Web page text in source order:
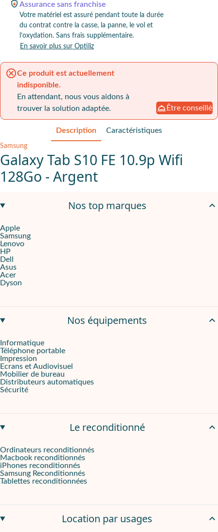
Assurance sans franchise
Votre matériel est assuré pendant toute la durée
du contrat contre la casse, la panne, le vol et
l’oxydation. Sans frais supplémentaire.
En savoir plus sur Optiliz
Ce produit est actuellement
indisponible.
En attendant, nous vous aidons à
trouver la solution adaptée.
Être conseillé
Description Caractéristiques
Samsung
Galaxy Tab S10 FE 10.9p Wifi
128Go - Argent
Puissance et autonomie au rendez-vous
Cette tablette s’appuie sur le
Une expérience multimédia complète
Nos top marques
Apple
Samsung
Lenovo
HP
Dell
Asus
Acer
Dyson
Nos équipements
Informatique
Téléphone portable
Impression
Ecrans et Audiovisuel
Mobilier de bureau
Distributeurs automatiques
Sécurité
Le reconditionné
Ordinateurs reconditionnés
Macbook reconditionnés
iPhones reconditionnés
Samsung Reconditionnés
Tablettes reconditionnées
Location par usages